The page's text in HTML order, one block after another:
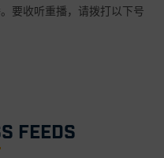
要收听重播，请拨打以下号
Feeds